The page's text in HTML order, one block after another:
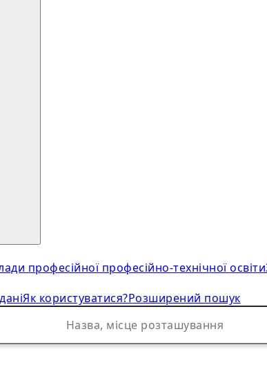
професійної професійно-технічної освіти
Як користуватися?Розширений пошук